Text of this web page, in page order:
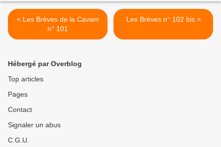
< Les Brèves de la Cavam
n° 101
Les Brèves n° 102 bis >
Hébergé par Overblog
Top articles
Pages
Contact
Signaler un abus
C.G.U.